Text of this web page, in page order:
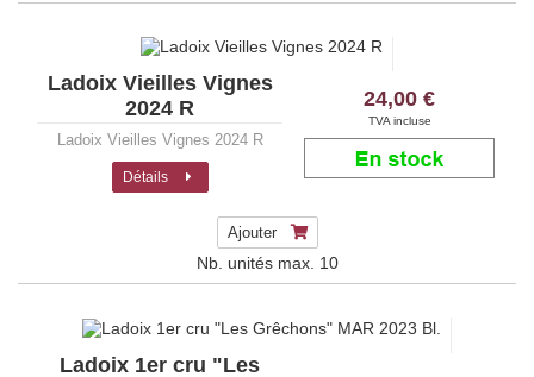
Ladoix Vieilles Vignes
2024 R
Ladoix Vieilles Vignes 2024 R
Détails
24,00 €
TVA incluse
Ajouter
Nb. unités max. 10
Ladoix 1er cru "Les